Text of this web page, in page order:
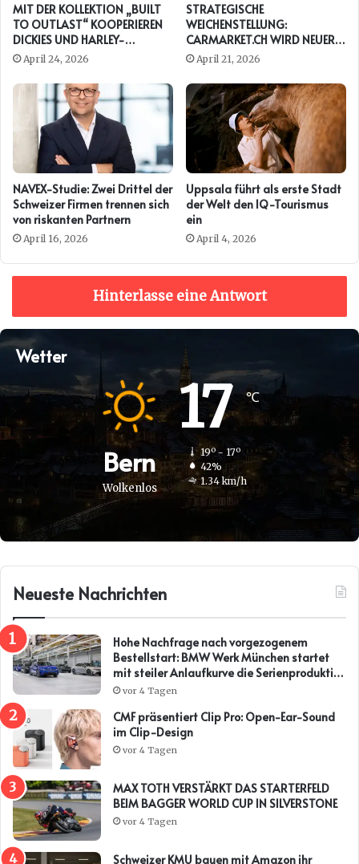
MIT DER KOLLEKTION „BUILT
TO OUTLAST“ KOOPERIEREN
DICKIES UND HARLEY-
DAVIDSON ERNEUT
April 24, 2026
STRATEGISCHE
WEICHENSTELLUNG:
CARMARKET.CH WIRD NEUER
PRESENTING PARTNER DER
AUTO ZÜRICH
April 21, 2026
NAVEX-Studie: Zwei Drittel der
Schweizer Firmen trennen sich
von riskanten Partnern
April 16, 2026
Uppsala führt als erste Stadt
der Welt den IQ-Tourismus
ein
April 4, 2026
Hinterlasse eine Antwort
Wetter
Bern
Wolkenlos
17℃
19º - 17º
42%
1.34 km/h
Neueste Nachrichten
Hohe Nachfrage nach vorgezogenem
Bestellstart: BMW Werk München startet
mit steiler Anlaufkurve die Serienproduktion
des BMW i3*
vor 4 Tagen
CMF präsentiert Clip Pro: Open-Ear-Sound
im Clip-Design
vor 4 Tagen
MAX TOTH VERSTÄRKT DAS STARTERFELD
BEIM BAGGER WORLD CUP IN SILVERSTONE
vor 4 Tagen
Schweizer KMU bauen mit Amazon ihr